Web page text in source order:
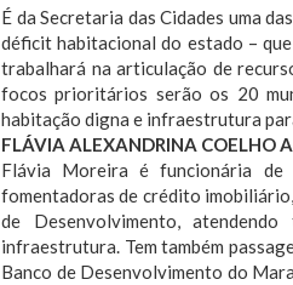
É da Secretaria das Cidades uma
déficit habitacional do estado –
trabalhará na articulação de
focos prioritários serão os 20
habitação digna e infraestrutura
FLÁVIA ALEXANDRINA COELHO
Flávia Moreira é funcionária de
fomentadoras de crédito
de Desenvolvimento,
infraestrutura. Tem também
Banco de Desenvolvimento do